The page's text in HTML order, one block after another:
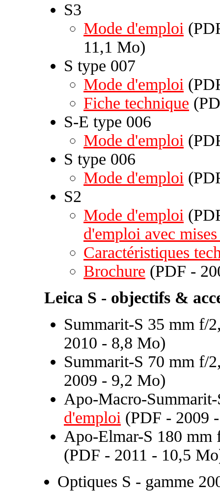
S3
Mode d'emploi
11,1 Mo)
S type 007
Mode d'emploi
Fiche technique
S-E type 006
Mode d'emploi
S type 006
Mode d'emploi
S2
Mode d'emploi
d'emploi avec
Caractéristiques
Brochure (PDF -
Leica S - objectifs &
Summarit-S 35 mm f/
2010 - 8,8 Mo)
Summarit-S 70 mm f/
2009 - 9,2 Mo)
Apo-Macro-
d'emploi (PDF - 2009
Apo-Elmar-S 180
(PDF - 2011 - 10,5
Optiques S - gamme